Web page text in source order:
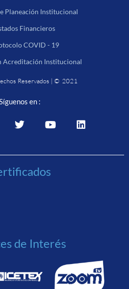
Planeación Institucional
Financieros
COVID - 19
Acreditación Institucional
Reservados | © 2021
en :
de Interés